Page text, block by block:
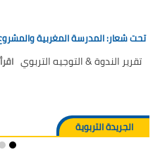
شعار: المدرسة المغربية والمشروع…
الندوة & التوجيه التربوي اقرأ المزيد
الجريدة التربوية